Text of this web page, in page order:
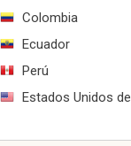
Colombia
Ecuador
Perú
Estados Unidos